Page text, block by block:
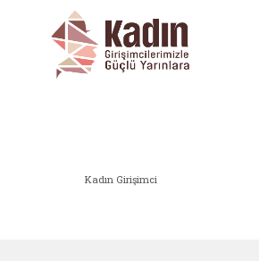
Kadın Girişimci